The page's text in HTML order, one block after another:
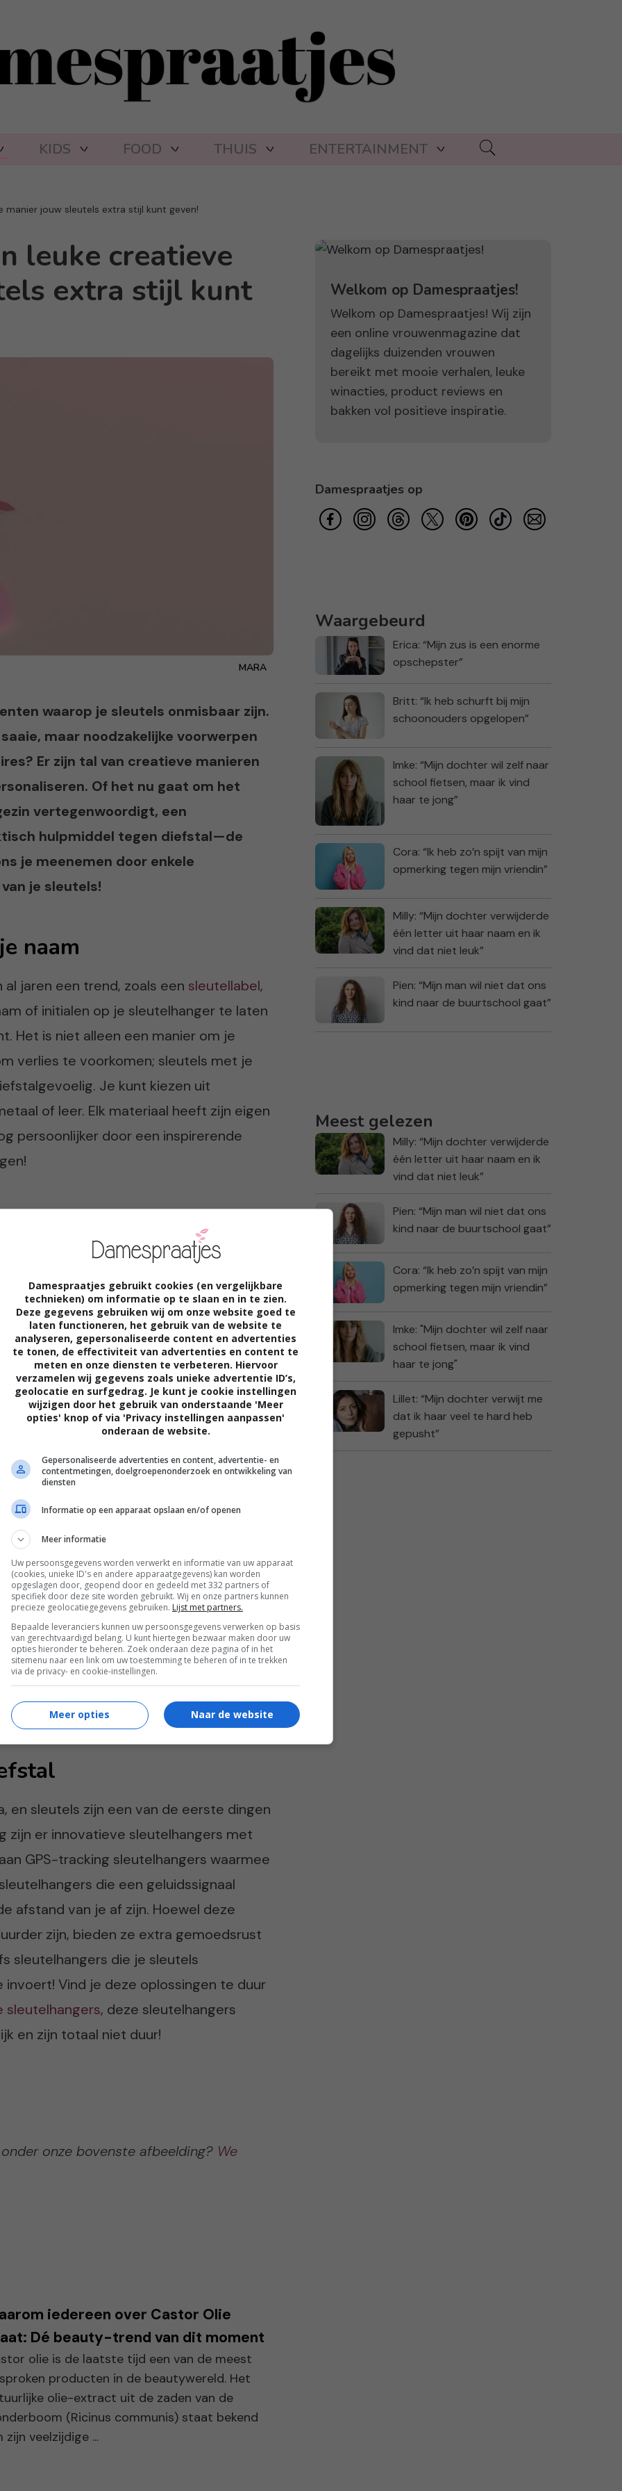
KIDS FOOD THUIS ENTERTAINMENT
manier jouw sleutels extra stijl kunt geven!
leuke creatieve
extra stijl kunt
MARA
waarop je sleutels onmisbaar zijn.
maar noodzakelijke voorwerpen
Er zijn tal van creatieve manieren
Of het nu gaat om het
vertegenwoordigt, een
hulpmiddel tegen diefstal—de
je meenemen door enkele
je sleutels!
naam
jaren een trend, zoals een sleutellabel,
of initialen op je sleutelhanger te laten
Het is niet alleen een manier om je
verlies te voorkomen; sleutels met je
Je kunt kiezen uit
of leer. Elk materiaal heeft zijn eigen
persoonlijker door een inspirerende
familie
herinnert aan je geliefden. Een
kan een perfecte dagelijkse
kinderen, partner of huisdier. Er zijn
kleine tekeningen of vingerafdrukken van
soort persoonlijke toevoegingen
een glimlach op je gezicht. Het is niet
maar het maakt je sleutels ook
belangrijker wordt, is het verstandig om
opties. Er zijn tal van sleutelhangers
oude touwen, biologisch afbreekbaar
bossen. Een andere optie is een
niet alleen milieuvriendelijk is, maar ook
voor de planeet, maar toont ook
is een stijlvol statement dat veel verder
en sleutels zijn een van de eerste dingen
zijn er innovatieve sleutelhangers met
GPS-tracking sleutelhangers waarmee
die een geluidssignaal
afstand van je af zijn. Hoewel deze
zijn, bieden ze extra gemoedsrust
sleutelhangers die je sleutels
Vind je deze oplossingen te duur
sleutelhangers, deze sleutelhangers
en zijn totaal niet duur!
onze bovenste afbeelding? We
iedereen over Castor Olie
Dé beauty-trend van dit moment
olie is de laatste tijd een van de meest
producten in de beautywereld. Het
olie-extract uit de zaden van de
(Ricinus communis) staat bekend
zijn veelzijdige ...
Welkom op Damespraatjes!
Welkom op Damespraatjes! Wij zijn
een online vrouwenmagazine dat
dagelijks duizenden vrouwen
bereikt met mooie verhalen, leuke
winacties, product reviews en
bakken vol positieve inspiratie.
Damespraatjes op
Waargebeurd
Erica: “Mijn zus is een enorme
opschepster”
Britt: “Ik heb schurft bij mijn
schoonouders opgelopen”
Imke: “Mijn dochter wil zelf naar
school fietsen, maar ik vind
haar te jong”
Cora: “Ik heb zo’n spijt van mijn
opmerking tegen mijn vriendin”
Milly: “Mijn dochter verwijderde
één letter uit haar naam en ik
vind dat niet leuk”
Pien: “Mijn man wil niet dat ons
kind naar de buurtschool gaat”
Meest gelezen
Milly: “Mijn dochter verwijderde
één letter uit haar naam en ik
vind dat niet leuk”
Pien: “Mijn man wil niet dat ons
kind naar de buurtschool gaat”
Cora: “Ik heb zo’n spijt van mijn
opmerking tegen mijn vriendin”
Imke: "Mijn dochter wil zelf naar
school fietsen, maar ik vind
haar te jong"
Lillet: “Mijn dochter verwijt me
dat ik haar veel te hard heb
gepusht”
Damespraatjes gebruikt cookies (en vergelijkbare
technieken) om informatie op te slaan en in te zien.
Deze gegevens gebruiken wij om onze website goed te
laten functioneren, het gebruik van de website te
analyseren, gepersonaliseerde content en advertenties
te tonen, de effectiviteit van advertenties en content te
meten en onze diensten te verbeteren. Hiervoor
verzamelen wij gegevens zoals unieke advertentie ID’s,
geolocatie en surfgedrag. Je kunt je cookie instellingen
wijzigen door het gebruik van onderstaande 'Meer
opties' knop of via 'Privacy instellingen aanpassen'
onderaan de website.
Gepersonaliseerde advertenties en content, advertentie- en
contentmetingen, doelgroepenonderzoek en ontwikkeling van
diensten
Informatie op een apparaat opslaan en/of openen
Meer informatie
Uw persoonsgegevens worden verwerkt en informatie van uw apparaat
(cookies, unieke ID's en andere apparaatgegevens) kan worden
opgeslagen door, geopend door en gedeeld met 332 partners of
specifiek door deze site worden gebruikt. Wij en onze partners kunnen
precieze geolocatiegegevens gebruiken. Lijst met partners.
Bepaalde leveranciers kunnen uw persoonsgegevens verwerken op basis
van gerechtvaardigd belang. U kunt hiertegen bezwaar maken door uw
opties hieronder te beheren. Zoek onderaan deze pagina of in het
sitemenu naar een link om uw toestemming te beheren of in te trekken
via de privacy- en cookie-instellingen.
Naar de website
Meer opties